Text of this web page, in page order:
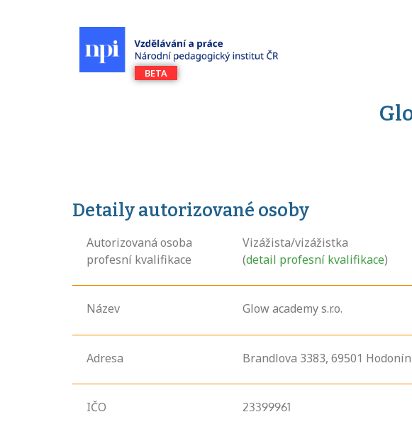
Detaily autorizované osoby
Autorizovaná osoba
profesní kvalifikace
Vizážista/vizážistka
(detail profesní kvalifikace)
Název Glow academy s.r.o.
Adresa Brandlova 3383, 69501 Hodonín
IČO 23399961